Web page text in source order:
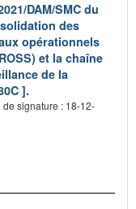
DAM/SMC du
des
opérationnels
et la chaîne
de la
].
de signature : 18-12-